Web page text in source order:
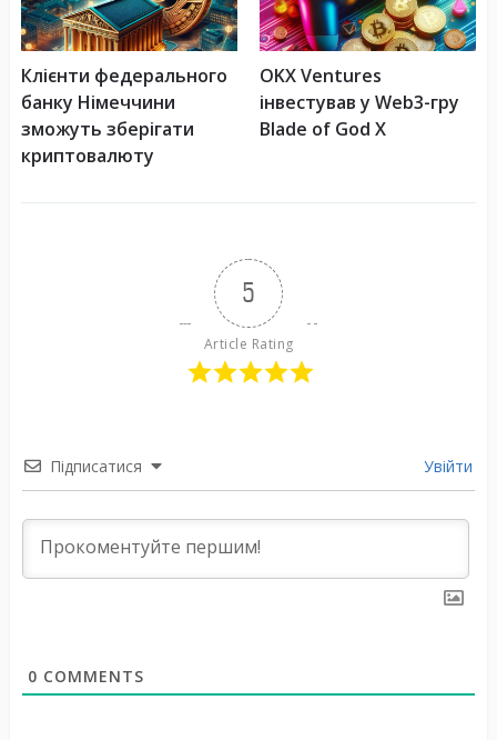
Клієнти федерального
банку Німеччини
зможуть зберігати
криптовалюту
OKX Ventures
інвестував у Web3-гру
Blade of God X
5
Article Rating
Підписатися Увійти
0 COMMENTS